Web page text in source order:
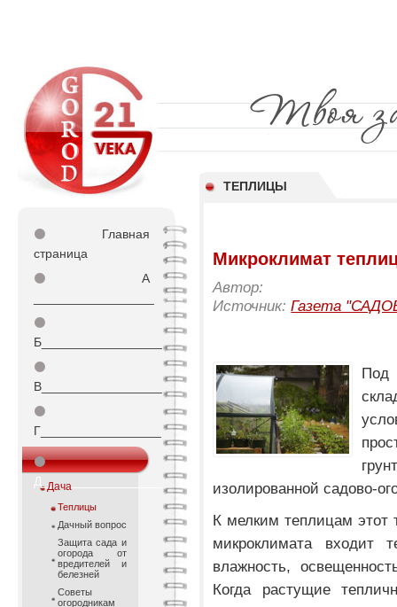
ТЕПЛИЦЫ
⚫
Главная
страница
⚫
А
⚫
Б_________________
⚫
В_________________
⚫
Г_________________
⚫
Д_________________
Дача
Теплицы
Дачный вопрос
Защита сада и
огорода от
вредителей и
белезней
Советы
огородникам
Микроклимат
Автор:
Источник:Газета
изолированной садово-
К мелким теплицам этот
микроклимата входит
влажность,
Когда растущие